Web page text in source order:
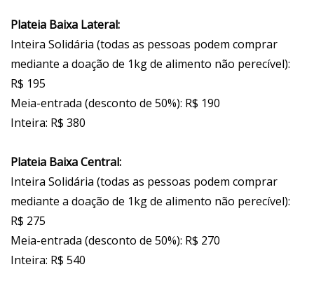
Plateia Baixa Lateral:
Inteira Solidária (todas as pessoas podem comprar
mediante a doação de 1kg de alimento não perecível):
R$ 195
Meia-entrada (desconto de 50%): R$ 190
Inteira: R$ 380
Plateia Baixa Central:
Inteira Solidária (todas as pessoas podem comprar
mediante a doação de 1kg de alimento não perecível):
R$ 275
Meia-entrada (desconto de 50%): R$ 270
Inteira: R$ 540